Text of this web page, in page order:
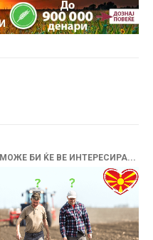
МОЖЕ БИ ЌЕ ВЕ ИНТЕРЕСИРА...